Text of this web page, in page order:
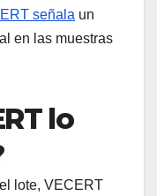
señala un
en las muestras
lo
lote, VECERT